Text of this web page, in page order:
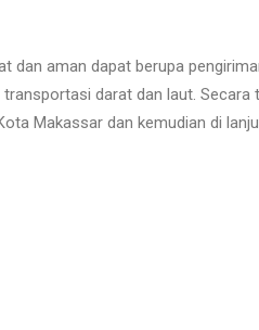
dan aman dapat berupa
darat dan laut. Secara
Makassar dan kemudian di